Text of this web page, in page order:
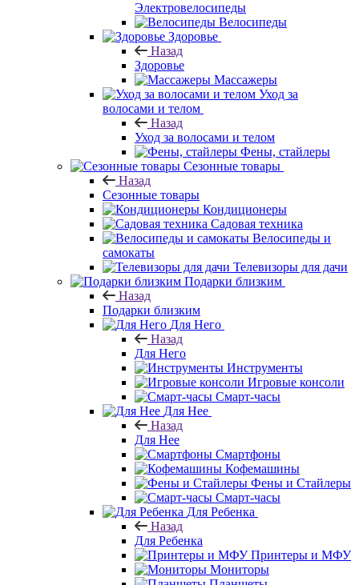
Электровелосипеды
Велосипеды
Здоровье
Назад
Здоровье
Массажеры
Уход за
волосами и телом
Назад
Уход за волосами и телом
Фены, стайлеры
Сезонные товары
Назад
Сезонные товары
Кондиционеры
Садовая техника
Велосипеды и
самокаты
Телевизоры для дачи
Подарки близким
Назад
Подарки близким
Для Него
Назад
Для Него
Инструменты
Игровые консоли
Смарт-часы
Для Нее
Назад
Для Нее
Смартфоны
Кофемашины
Фены и Стайлеры
Смарт-часы
Для Ребенка
Назад
Для Ребенка
Принтеры и МФУ
Мониторы